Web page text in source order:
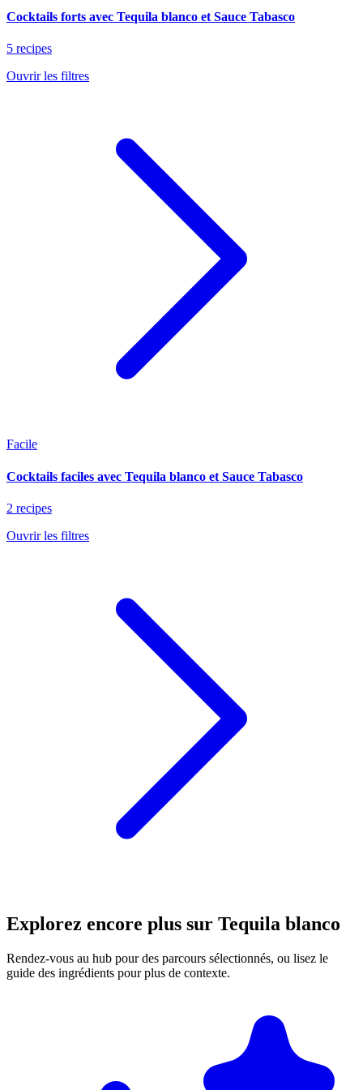
Cocktails forts avec Tequila blanco et Sauce Tabasco
5 recipes
Ouvrir les filtres
Facile
Cocktails faciles avec Tequila blanco et Sauce Tabasco
2 recipes
Ouvrir les filtres
Explorez encore plus sur Tequila blanco
Rendez-vous au hub pour des parcours sélectionnés, ou lisez le
guide des ingrédients pour plus de contexte.